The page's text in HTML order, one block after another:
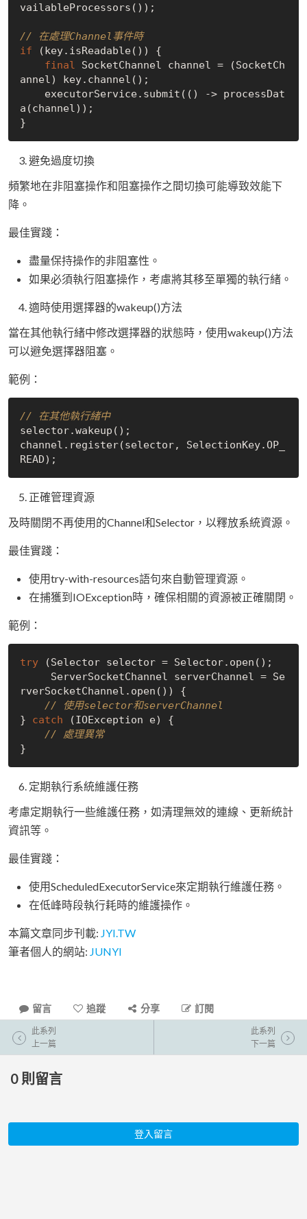
vailableProcessors());
// 在處理Channel事件時
if (key.isReadable()) {
final SocketChannel channel = (SocketCh
annel) key.channel();
a(channel));
避免過度切換
頻繁地在非阻塞操作和阻塞操作之間切換可能導致效能下
降。
最佳實踐：
盡量保持操作的非阻塞性。
如果必須執行阻塞操作，考慮將其移至單獨的執行緒。
適時使用選擇器的wakeup()方法
當在其他執行緒中修改選擇器的狀態時，使用wakeup()方法
可以避免選擇器阻塞。
範例：
// 在其他執行緒中
selector.wakeup();
channel.register(selector, SelectionKey.OP_
正確管理資源
及時關閉不再使用的Channel和Selector，以釋放系統資源。
最佳實踐：
使用try-with-resources語句來自動管理資源。
在捕獲到IOException時，確保相關的資源被正確關閉。
範例：
try (Selector selector = Selector.open();
rverSocketChannel.open()) {
// 使用selector和serverChannel
} catch (IOException e) {
// 處理異常
定期執行系統維護任務
考慮定期執行一些維護任務，如清理無效的連線、更新統計
資訊等。
最佳實踐：
使用ScheduledExecutorService來定期執行維護任務。
在低峰時段執行耗時的維護操作。
本篇文章同步刊載: JYI.TW
筆者個人的網站: JUNYI
留言 追蹤 分享 訂閱
此系列
上一篇
此系列
下一篇
0 則留言
登入留言